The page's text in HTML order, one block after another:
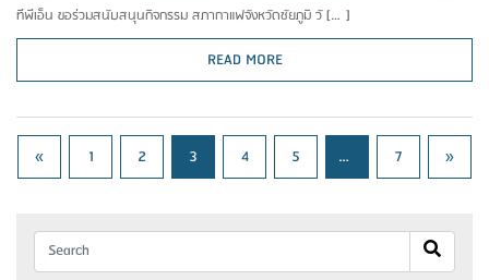
ทีพีเอ็น ขอร่วมสนับสนุนกิจกรรม สภากาแฟจังหวัดชัยภูมิ วั […]
READ MORE
«Previous1 2 3 4 5 … 7 »Next